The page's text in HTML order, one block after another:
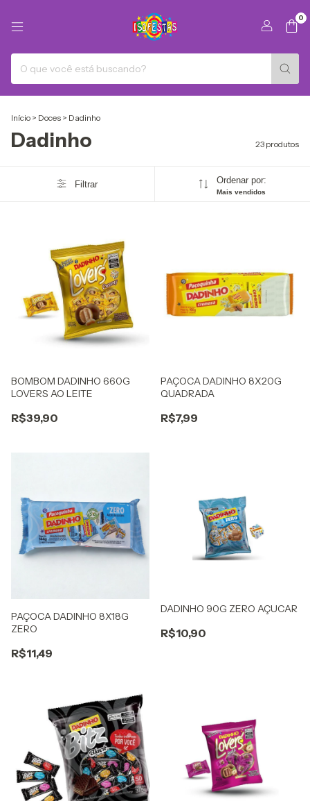
0
Início > Doces > Dadinho
Dadinho 23 produtos
Filtrar Ordenar por:
Mais vendidos
BOMBOM DADINHO 660G
LOVERS AO LEITE
R$39,90
PAÇOCA DADINHO 8X20G
QUADRADA
R$7,99
PAÇOCA DADINHO 8X18G
ZERO
R$11,49
DADINHO 90G ZERO AÇUCAR
R$10,90